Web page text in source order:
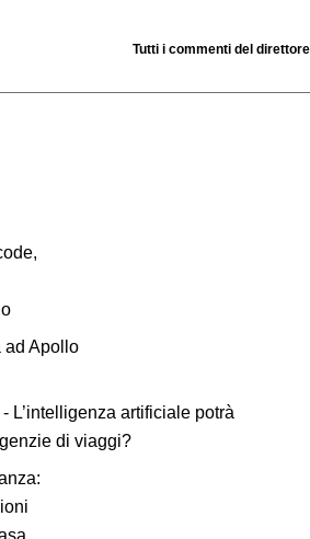
Tutti i commenti del direttore
ad Apollo
L’intelligenza artificiale potrà
di viaggi?